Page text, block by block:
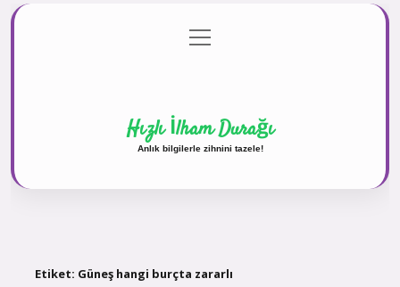
Gizlilik Politikası
menüyü
aç
Hızlı İlham Durağı
Anlık bilgilerle zihnini tazele!
Etiket: Güneş hangi burçta zararlı